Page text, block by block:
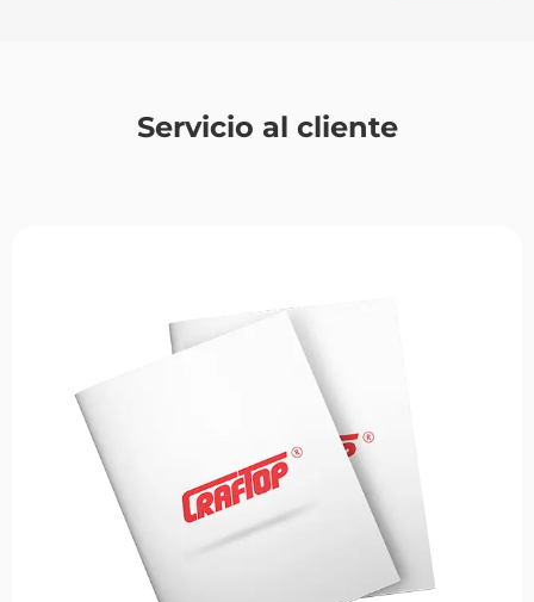
Servicio al cliente